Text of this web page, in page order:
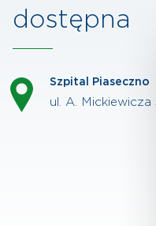
dostępna
Szpital Piaseczno
ul. A.